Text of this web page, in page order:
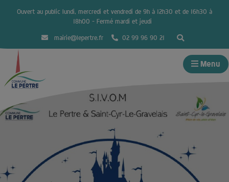
Ouvert au public lundi, mercredi et vendredi de 9h à 12h30 et de 16h30 à
18h00 – Fermé mardi et jeudi
mairie@lepertre.fr 02 99 96 90 21
Menu